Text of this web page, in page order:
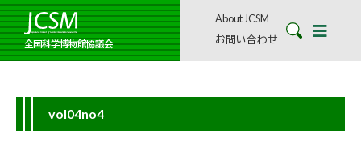
全国科学博物館協議会
About JCSM
お問い合わせ
vol04no4